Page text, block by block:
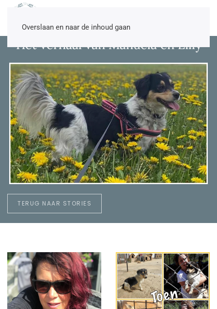
Overslaan en naar de inhoud gaan
Het verhaal van Manuela en Lilly
TERUG NAAR STORIES